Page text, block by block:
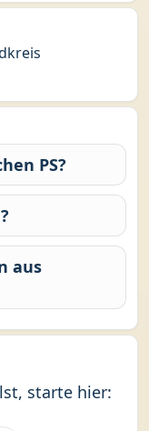
PS?
aus
starte hier: